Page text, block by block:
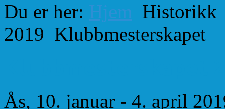
Du er her: Hjem Historikk
2019 Klubbmesterskapet
Ås, 10. januar - 4. april